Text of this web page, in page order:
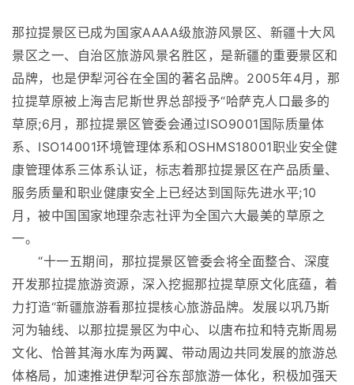
那拉提景区已成为国家AAAA级旅游风景区、新疆十大风
景区之一、自治区旅游风景名胜区，是新疆的重要景区和
品牌，也是伊犁河谷在全国的著名品牌。2005年4月，那
拉提草原被上海吉尼斯世界总部授予“哈萨克人口最多的
草原;6月，那拉提景区管委会通过ISO9001国际质量体
系、ISO14001环境管理体系和OSHMS18001职业安全健
康管理体系三体系认证，标志着那拉提景区在产品质量、
服务质量和职业健康安全上已经达到国际先进水平;10
月，被中国国家地理杂志社评为全国六大最美的草原之
一。
“十一五期间，那拉提景区管委会将全面整合、深度
开发那拉提旅游资源，深入挖掘那拉提草原文化底蕴，着
力打造“新疆旅游看那拉提核心旅游品牌。发展以巩乃斯
河为轴线、以那拉提景区为中心、以唐布拉和特克斯周易
文化、恰普其海水库为两翼、带动周边共同发展的旅游总
体格局，加速推进伊犁河谷东部旅游一体化，积极加强天